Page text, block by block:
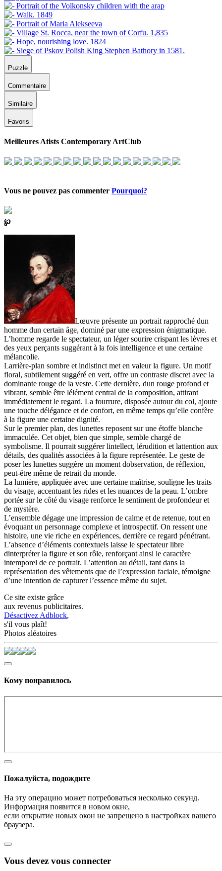
Puzzle
Commentaire
Similaire
Favoris
Meilleures Atists Contemporary ArtClub
Vous ne pouvez pas commenter Pourquoi?
℘
Lœuvre présente un portrait rapproché dun
homme dun certain âge, dominé par une expression énigmatique.
L’homme regarde le spectateur, un léger sourire crispant les lèvres et
des yeux perçants suggérant à la fois intelligence et une certaine
mélancolie.
Larrière-plan sombre et indistinct met en valeur la figure. Un motif
floral, subtilement suggéré en vert, offre un contraste discret avec la
dominante rouge de la veste. Cette dernière, dun rouge profond et
vibrant, semble être lélément central de la composition, attirant
immédiatement le regard. La fourrure, disposée autour du col, ajoute
une touche délégance et de confort, en même temps qu’elle confère
à la figure une certaine dignité.
Sur le premier plan, des lunettes reposent sur une étoffe blanche
immaculée. Cet objet, bien que simple, semble chargé de
symbolisme. Il pourrait suggérer lintellect, lérudition et lattention aux
détails, des qualités associées à la figure représentée. Le geste de
poser les lunettes suggère un moment dobservation, de réflexion,
peut-être même de retrait du monde.
La lumière, appliquée avec une certaine maîtrise, souligne les traits
du visage, accentuant les rides et les nuances de la peau. L’ombre
portée sur le côté du visage renforce le sentiment de profondeur et
de mystère.
L’ensemble dégage une impression de calme et de retenue, tout en
évoquant un personnage complexe et introspectif. On ressent une
histoire, une vie riche en expériences, derrière ce regard pénétrant.
L’absence d’éléments contextuels laisse le spectateur libre
dinterpréter la figure et son rôle, renforçant ainsi le caractère
intemporel de ce portrait. L’attention au détail, tant dans la
représentation des vêtements que de l’expression faciale, témoigne
d’une intention de capturer l’essence même du sujet.
Ce site existe grâce
aux revenus publicitaires.
Désactivez Adblock,
s'il vous plaît!
Photos aléatoires
Кому понравилось
Пожалуйста, подождите
На эту операцию может потребоваться несколько секунд.
Информация появится в новом окне,
если открытие новых окон не запрещено в настройках вашего
браузера.
Vous devez vous connecter